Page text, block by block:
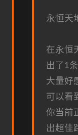
永恒天
在永恒
出了1
大量好
可以看
你当前
出超佳